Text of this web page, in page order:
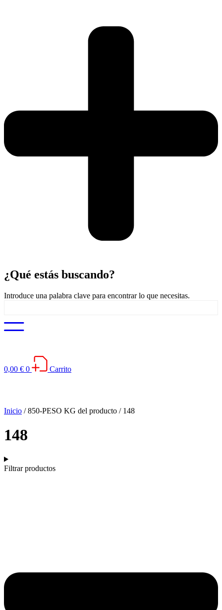
¿Qué estás buscando?
Introduce una palabra clave para encontrar lo que necesitas.
0,00 € 0 Carrito
Inicio / 850-PESO KG del producto / 148
148
Filtrar productos